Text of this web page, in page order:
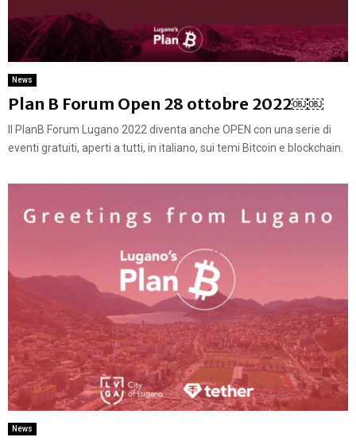
News
Plan B Forum Open 28 ottobre 2022￼￼
Il PlanB Forum Lugano 2022 diventa anche OPEN con una serie di
eventi gratuiti, aperti a tutti, in italiano, sui temi Bitcoin e blockchain.
News